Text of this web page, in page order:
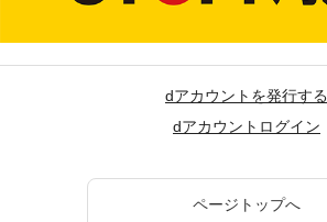
dアカウントを発行する
dアカウントログイン
ページトップへ